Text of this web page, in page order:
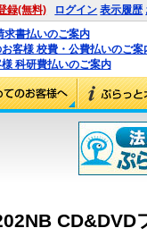
録(無料) ログイン 表示履歴
求書払いのご案内
客様 校費・公費払いのご案
科研費払いのご案内